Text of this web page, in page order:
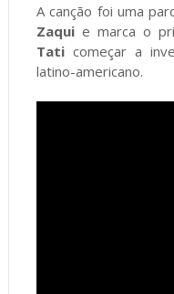
A canção foi uma
Zaquie marca o
Taticomeçar a
latino-americano.